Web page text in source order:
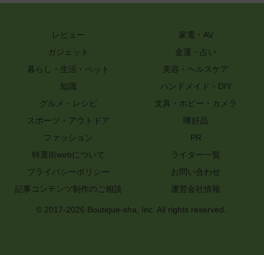
レビュー
家電・AV
ガジェット
金運・占い
暮らし・生活・ペット
美容・ヘルスケア
知識
ハンドメイド・DIY
グルメ・レシピ
文具・ホビー・カメラ
スポーツ・アウトドア
嗜好品
ファッション
PR
特選街webについて
ライター一覧
プライバシーポリシー
お問い合わせ
記事コンテンツ制作のご相談
運営会社情報
© 2017-2026 Boutique-sha, Inc. All rights reserved..